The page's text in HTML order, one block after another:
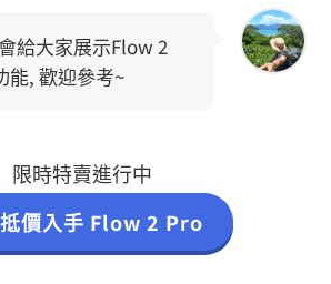
給大家展示Flow 2
能, 歡迎參考~
限時特賣進行中
價入手 Flow 2 Pro